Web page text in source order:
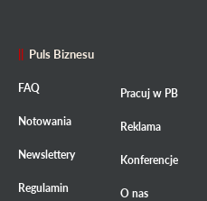
Puls Biznesu
FAQ
Notowania
Newslettery
Regulamin
Pracuj w PB
Reklama
Konferencje
O nas